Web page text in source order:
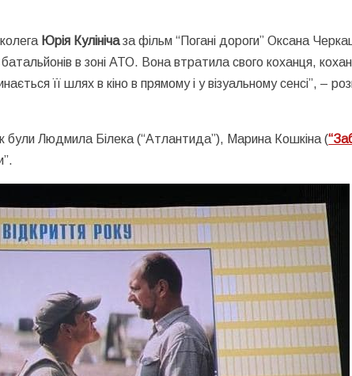
Юрія Кулінічаза фільм “Погані дороги” Оксана
в зоні АТО. Вона втратила свого коханця,
її шлях в кіно в прямому і у візуальному сенсі”, –
були Людмила Білека (“Атлантида”), Марина Кошкіна (